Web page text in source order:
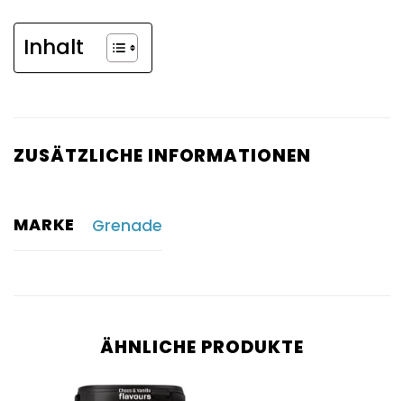
Inhalt
ZUSÄTZLICHE INFORMATIONEN
MARKE Grenade
ÄHNLICHE PRODUKTE